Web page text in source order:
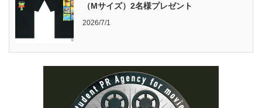
（Mサイズ）2名様プレゼント
2026/7/1